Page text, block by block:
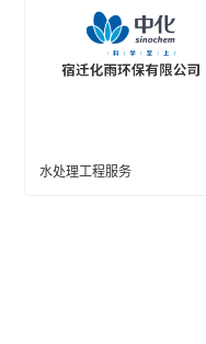
水处理工程服务